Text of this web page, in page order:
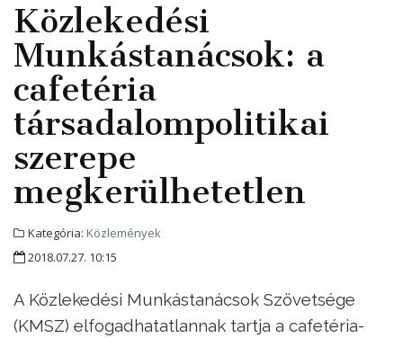
Közlekedési
Munkástanácsok: a
cafetéria
társadalompolitikai
szerepe
megkerülhetetlen
Kategória: Közlemények
2018.07.27. 10:15
A Közlekedési Munkástanácsok Szövetsége
(KMSZ) elfogadhatatlannak tartja a cafetéria-